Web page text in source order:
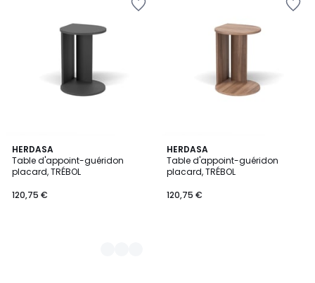
HERDASA
Table d'appoint-guéridon
placard, TRÉBOL
120,75 €
2
Couleurs
HERDASA
Table d'appoint-guéridon
placard, TRÉBOL
120,75 €